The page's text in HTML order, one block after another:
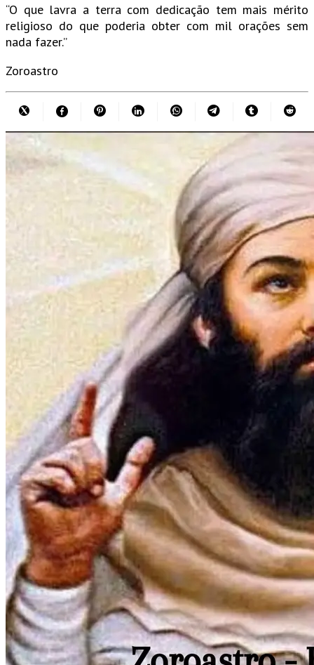
“O que lavra a terra com dedicação tem mais mérito
religioso do que poderia obter com mil orações sem
nada fazer.”
Zoroastro